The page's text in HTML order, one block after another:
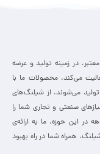
در زمینه تولید و عرضه
می‌کند. محصولات ما با
تولید می‌شوند. از شیلنگ‌های
صنعتی و تجاری شما را
در این حوزه، ما به ارائه‌ی
همراه شما در راه بهبود